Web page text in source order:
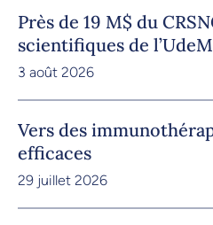
Près de 19 M$ du
scientifiques de l’UdeM
3 août 2026
Vers des
efficaces
29 juillet 2026